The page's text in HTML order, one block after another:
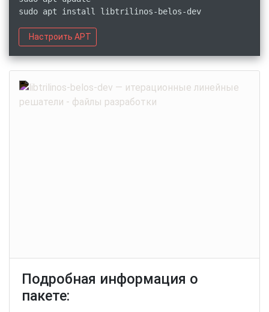
sudo apt install libtrilinos-belos-dev
Настроить APT
Подробная информация о
пакете: